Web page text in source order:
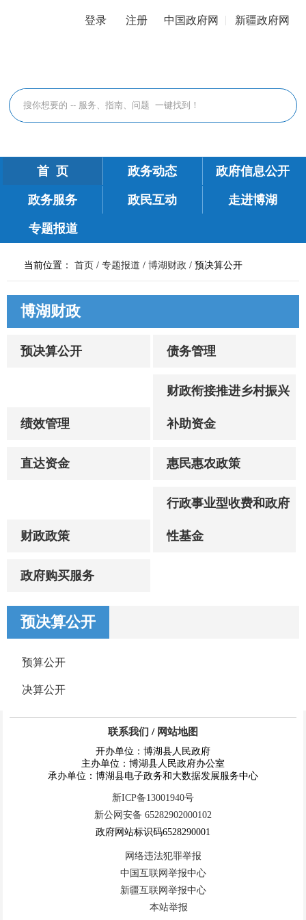
登录 注册 中国政府网 新疆政府网
首 页 政务动态 政府信息公开
政务服务 政民互动 走进博湖
专题报道
当前位置： 首页 / 专题报道 / 博湖财政 / 预决算公开
博湖财政
预决算公开 债务管理
绩效管理
财政衔接推进乡村振兴
补助资金
直达资金 惠民惠农政策
财政政策
行政事业型收费和政府
性基金
政府购买服务
预决算公开
预算公开
决算公开
联系我们 / 网站地图
开办单位：博湖县人民政府
主办单位：博湖县人民政府办公室
承办单位：博湖县电子政务和大数据发展服务中心
新ICP备13001940号
新公网安备 65282902000102
政府网站标识码6528290001
网络违法犯罪举报
中国互联网举报中心
新疆互联网举报中心
本站举报